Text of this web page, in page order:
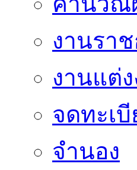
งานรา
งานแต่
จดทะเ
จำนอง